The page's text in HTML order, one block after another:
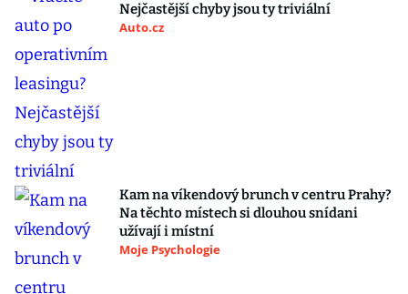
Nejčastější chyby jsou ty triviální
Auto.cz
Kam na víkendový brunch v centru Prahy?
Na těchto místech si dlouhou snídani
užívají i místní
Moje Psychologie